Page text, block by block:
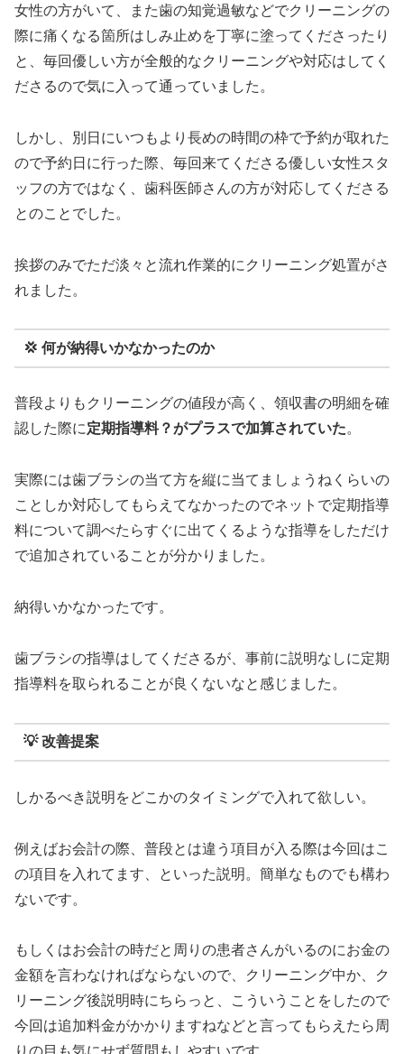
女性の方がいて、また歯の知覚過敏などでクリーニングの
際に痛くなる箇所はしみ止めを丁寧に塗ってくださったり
と、毎回優しい方が全般的なクリーニングや対応はしてく
ださるので気に入って通っていました。
しかし、別日にいつもより長めの時間の枠で予約が取れた
ので予約日に行った際、毎回来てくださる優しい女性スタ
ッフの方ではなく、歯科医師さんの方が対応してくださる
とのことでした。
挨拶のみでただ淡々と流れ作業的にクリーニング処置がさ
れました。
💢 何が納得いかなかったのか
普段よりもクリーニングの値段が高く、領収書の明細を確
認した際に定期指導料？がプラスで加算されていた。
実際には歯ブラシの当て方を縦に当てましょうねくらいの
ことしか対応してもらえてなかったのでネットで定期指導
料について調べたらすぐに出てくるような指導をしただけ
で追加されていることが分かりました。
納得いかなかったです。
歯ブラシの指導はしてくださるが、事前に説明なしに定期
指導料を取られることが良くないなと感じました。
💡 改善提案
しかるべき説明をどこかのタイミングで入れて欲しい。
例えばお会計の際、普段とは違う項目が入る際は今回はこ
の項目を入れてます、といった説明。簡単なものでも構わ
ないです。
もしくはお会計の時だと周りの患者さんがいるのにお金の
金額を言わなければならないので、クリーニング中か、ク
リーニング後説明時にちらっと、こういうことをしたので
今回は追加料金がかかりますねなどと言ってもらえたら周